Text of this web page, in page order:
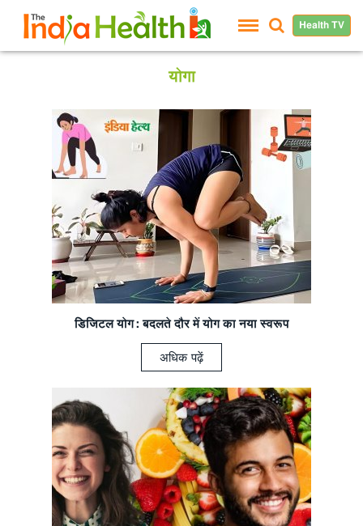
Health TV
योगा
डिजिटल योग: बदलते दौरमें योग का नया स्वरूप
अधिक पढ़ें